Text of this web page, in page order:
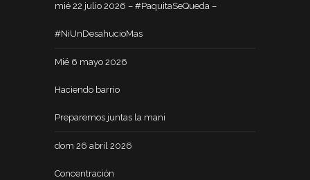
mié 22 julio 2026 – #PaquitaSeQueda –
#NiUnDesahucioMas
Mié 6 mayo 2026
Haciendo barrio
Preparemos juntas la mani
dom 26 abril 2026
Concentración